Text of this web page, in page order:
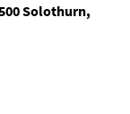
Solothurn,